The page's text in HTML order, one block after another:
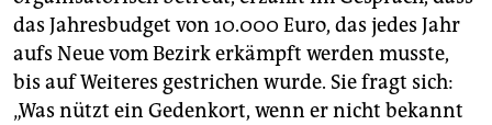
das Jahresbudget von 10.000 Euro, das jedes Jahr
aufs Neue vom Bezirk erkämpft werden musste,
bis auf Weiteres gestrichen wurde. Sie fragt sich:
„Was nützt ein Gedenkort, wenn er nicht bekannt